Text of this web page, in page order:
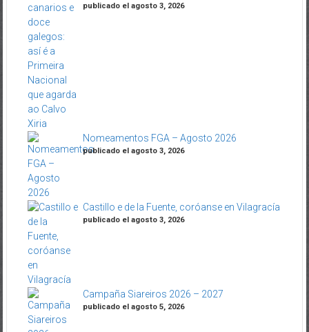
publicado el agosto 3, 2026
Nomeamentos FGA – Agosto 2026
publicado el agosto 3, 2026
Castillo e de la Fuente, coróanse en Vilagracía
publicado el agosto 3, 2026
Campaña Siareiros 2026 – 2027
publicado el agosto 5, 2026